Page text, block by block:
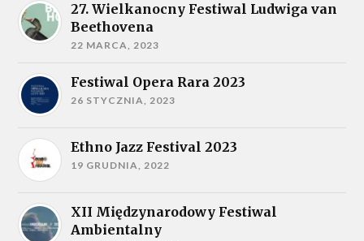
27. Wielkanocny Festiwal Ludwiga van
Beethovena
22 MARCA, 2023
Festiwal Opera Rara 2023
26 STYCZNIA, 2023
Ethno Jazz Festival 2023
19 GRUDNIA, 2022
XII Międzynarodowy Festiwal
Ambientalny